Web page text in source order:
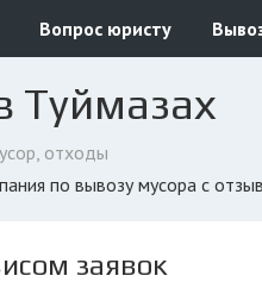
Вопрос юристу
Туймазах
отходы
по вывозу мусора с
заявок